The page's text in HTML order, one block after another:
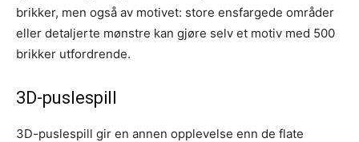
brikker, men også av motivet: store ensfargede områder
eller detaljerte mønstre kan gjøre selv et motiv med 500
brikker utfordrende.
3D-puslespill
3D-puslespill gir en annen opplevelse enn de flate